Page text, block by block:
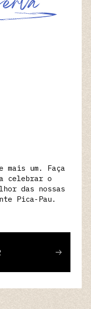
erva
mais um. Faça
celebrar o
das nossas
Pica-Pau.